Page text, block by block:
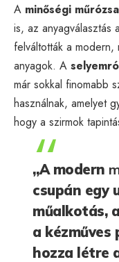
A minőségi műrózsa
is, az anyagválasztás
felváltották a modern,
anyagok. A
már sokkal finomabb
használnak, amelyet
hogy a szirmok
„A modern
csupán egy
műalkotás,
a kézműves
hozza létre